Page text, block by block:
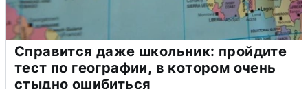
Справится даже школьник: пройдите
тест по географии, в котором очень
стыдно ошибиться